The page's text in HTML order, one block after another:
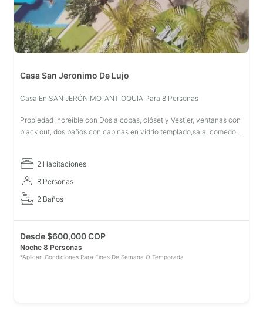
Casa San Jeronimo De Lujo
Casa En SAN JERÓNIMO, ANTIOQUIA Para 8 Personas
Propiedad increible con Dos alcobas, clóset y Vestier, ventanas con
black out, dos baños con cabinas en vidrio templado,sala, comedor,
2 Habitaciones
8 Personas
2 Baños
Desde$600,000 COP
Noche 8 Personas
*Aplican Condiciones Para Fines De Semana O Temporada